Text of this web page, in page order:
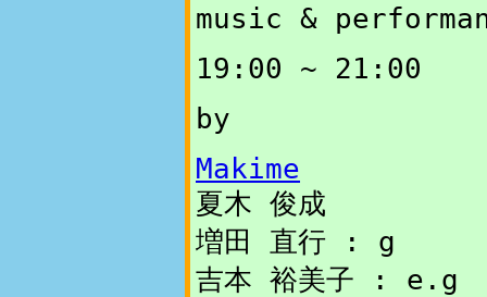
music &
19:00 ~ 21:00
by
Makime
夏木 俊成
増田 直行 : g
吉本 裕美子 : e.g